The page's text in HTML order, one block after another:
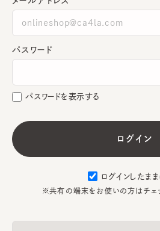
パスワード
パスワードを表示する
ログインしたま
※共有の端末をお使いの方はチェ